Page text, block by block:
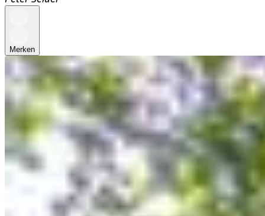
Merken